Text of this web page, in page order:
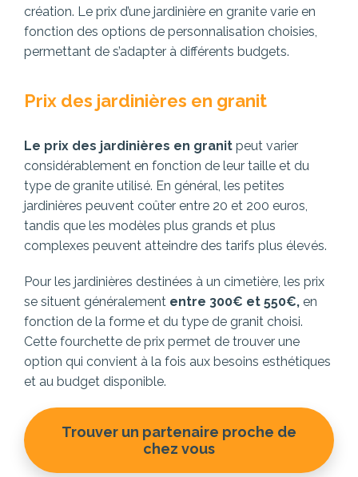
création. Le prix d’une jardinière en granite varie en
fonction des options de personnalisation choisies,
permettant de s’adapter à différents budgets.
Prix des jardinières en granit
Le prix des jardinières en granit peut varier
considérablement en fonction de leur taille et du
type de granite utilisé. En général, les petites
jardinières peuvent coûter entre 20 et 200 euros,
tandis que les modèles plus grands et plus
complexes peuvent atteindre des tarifs plus élevés.
Pour les jardinières destinées à un cimetière, les prix
se situent généralement entre 300€ et 550€, en
fonction de la forme et du type de granit choisi.
Cette fourchette de prix permet de trouver une
option qui convient à la fois aux besoins esthétiques
et au budget disponible.
Trouver un partenaire proche de
chez vous